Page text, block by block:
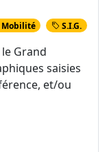
Mobilité S.I.G.
Grand
saisies
et/ou